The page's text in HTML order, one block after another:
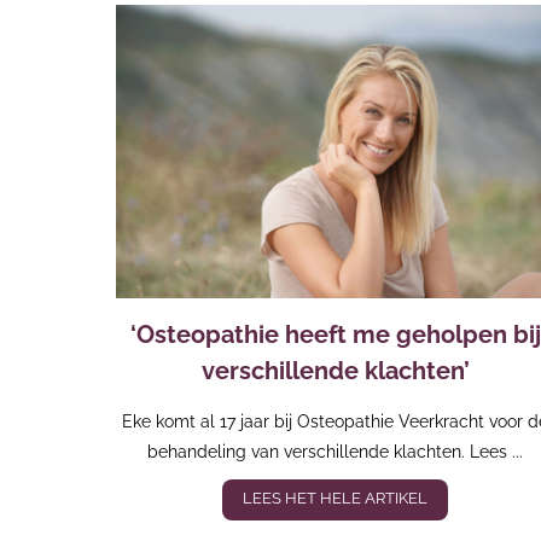
‘Osteopathie heeft me geholpen bij
verschillende klachten’
Eke komt al 17 jaar bij Osteopathie Veerkracht voor
behandeling van verschillende klachten. Lees ...
LEES HET HELE ARTIKEL